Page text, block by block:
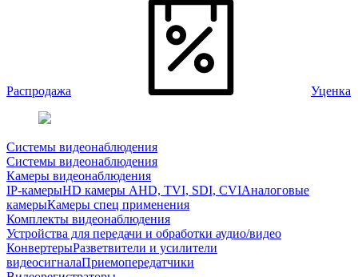
Распродажа Уценка
Системы видеонаблюдения
Системы видеонаблюдения
Камеры видеонаблюдения
IP-камерыHD камеры AHD, TVI, SDI, CVIАналоговые
камерыКамеры спец применения
Комплекты видеонаблюдения
Устройства для передачи и обработки аудио/видео
КонвертерыРазветвители и усилители
видеосигналаПриемопередатчики